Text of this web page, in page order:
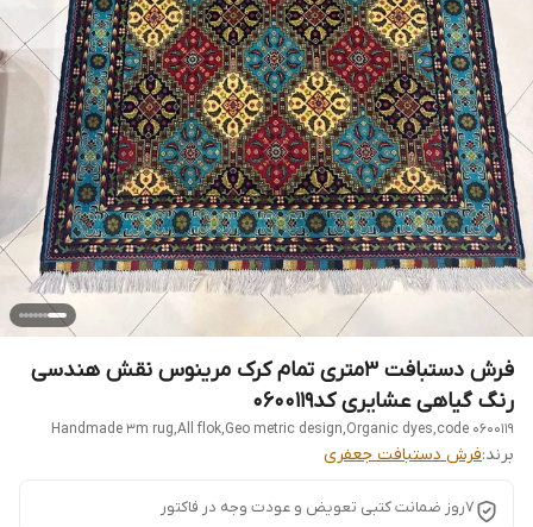
فرش دستبافت 3متری تمام کرک مرینوس نقش هندسی
رنگ گیاهی عشایری کد0600119
Handmade 3m rug,All flok,Geo metric design,Organic dyes,code 0600119
برند:فرش دستبافت جعفری
7روز ضمانت کتبی تعویض و عودت وجه در فاکتور